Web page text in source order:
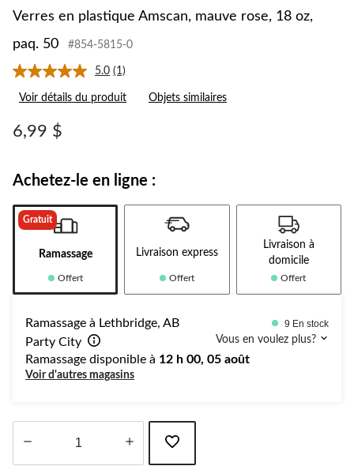
Verres en plastique Amscan, mauve rose, 18 oz,
paq. 50
#854-5815-0
5.0 Lire
commentaire.
(1)
Voir détails du produit Objets similaires
6,99 $
Achetez-le en ligne :
Gratuit
Ramassage
Offert
Livraison express
Offert
Livraison à
domicile
Offert
Ramassage à Lethbridge, AB
Party City
9 En stock
Vous en voulez plus?
Ramassage disponible à 12 h 00, 05 août
Voir d'autres magasins